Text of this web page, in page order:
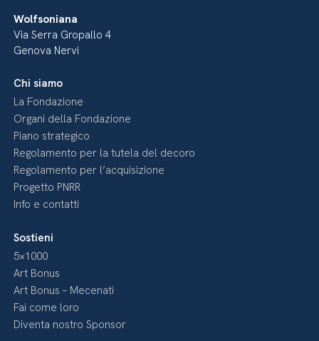
Wolfsoniana
Via Serra Gropallo 4
Genova Nervi
Chi siamo
La Fondazione
Organi della Fondazione
Piano strategico
Regolamento per la tutela del decoro
Regolamento per l’acquisizione
Progetto PNRR
Info e contatti
Sostieni
5×1000
Art Bonus
Art Bonus – Mecenati
Fai come loro
Diventa nostro Sponsor